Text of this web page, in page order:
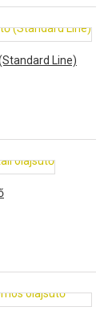
Line)